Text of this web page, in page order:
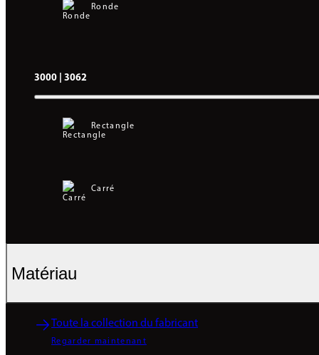
Ronde
3000 | 3062
Rectangle
Carré
Matériau
Toute la collection du fabricant
Regarder maintenant